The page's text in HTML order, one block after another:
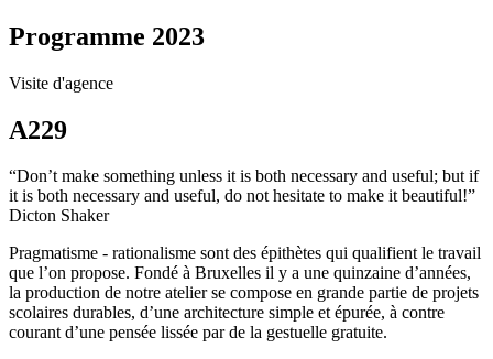
Programme 2023
Visite d'agence
A229
“Don’t make something unless it is both necessary and useful; but if
it is both necessary and useful, do not hesitate to make it beautiful!”
Dicton Shaker
Pragmatisme - rationalisme sont des épithètes qui qualifient le travail
que l’on propose. Fondé à Bruxelles il y a une quinzaine d’années,
la production de notre atelier se compose en grande partie de projets
scolaires durables, d’une architecture simple et épurée, à contre
courant d’une pensée lissée par de la gestuelle gratuite.